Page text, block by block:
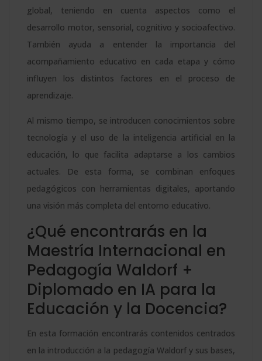
global, teniendo en cuenta aspectos como el
desarrollo motor, sensorial, cognitivo y socioafectivo.
También ayuda a entender la importancia del
acompañamiento educativo en cada etapa y cómo
influyen los distintos factores en el proceso de
aprendizaje.
Al mismo tiempo, se introducen conocimientos sobre
tecnología y el uso de la inteligencia artificial en la
educación, lo que facilita adaptarse a los cambios
actuales. De esta forma, se combinan enfoques
pedagógicos con herramientas digitales, aportando
una visión más completa del entorno educativo.
¿Qué encontrarás en la
Maestría Internacional en
Pedagogía Waldorf +
Diplomado en IA para la
Educación y la Docencia?
En esta formación encontrarás contenidos centrados
en la introducción a la pedagogía Waldorf y sus bases,